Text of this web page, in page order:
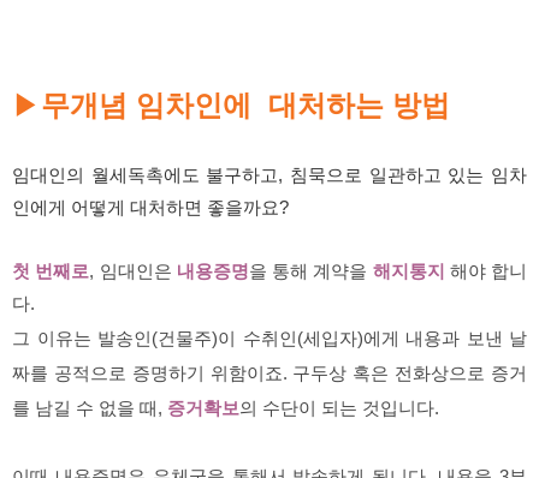
▶무개념 임차인에 대처하는 방법
임대인의 월세독촉에도 불구하고, 침묵으로 일관하고 있는 임차
인에게 어떻게 대처하면 좋을까요?
첫 번째로, 임대인은 내용증명을 통해 계약을 해지통지 해야 합니
다.
그 이유는 발송인(건물주)이 수취인(세입자)에게 내용과 보낸 날
짜를 공적으로 증명하기 위함이죠. 구두상 혹은 전화상으로 증거
를 남길 수 없을 때, 증거확보의 수단이 되는 것입니다.